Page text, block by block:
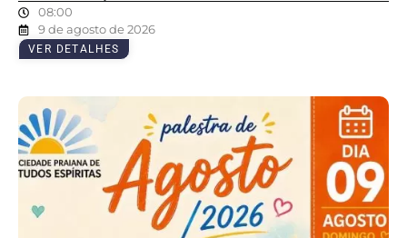
08:00
9 de agosto de 2026
VER DETALHES